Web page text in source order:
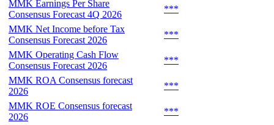
MMK Earnings Per Share
Consensus Forecast 4Q 2026
***
MMK Net Income before Tax
Consensus Forecast 2026
***
MMK Operating Cash Flow
Consensus Forecast 2026
***
MMK ROA Consensus forecast
2026
***
MMK ROE Consensus forecast
2026
***